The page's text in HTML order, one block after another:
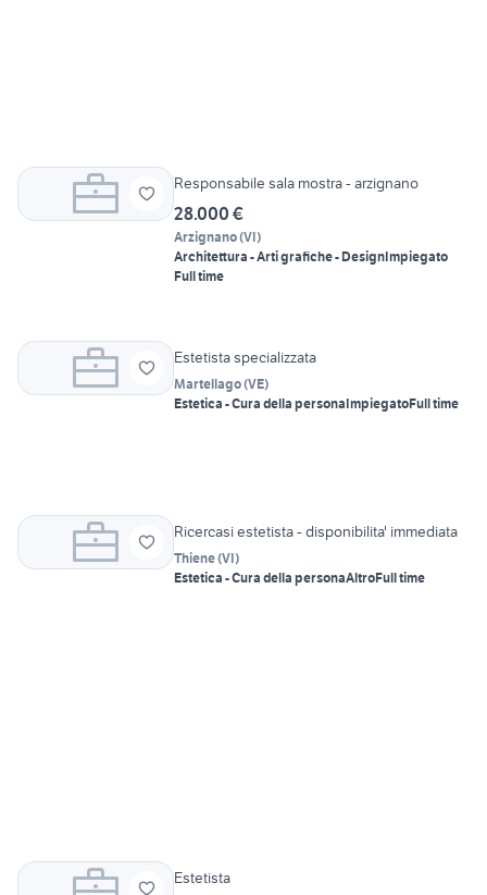
Responsabile sala mostra - arzignano
28.000 €
Arzignano(VI)
Architettura - Arti grafiche - DesignImpiegato
Full time
Estetista specializzata
Martellago(VE)
Estetica - Cura della personaImpiegatoFull time
Ricercasi estetista - disponibilita' immediata
Thiene(VI)
Estetica - Cura della personaAltroFull time
Estetista